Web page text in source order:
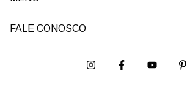
FALE CONOSCO